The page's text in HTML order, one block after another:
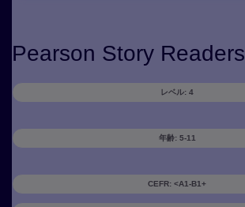
Pearson Story Readers
レベル: 4
年齢: 5-11
CEFR: <A1-B1+